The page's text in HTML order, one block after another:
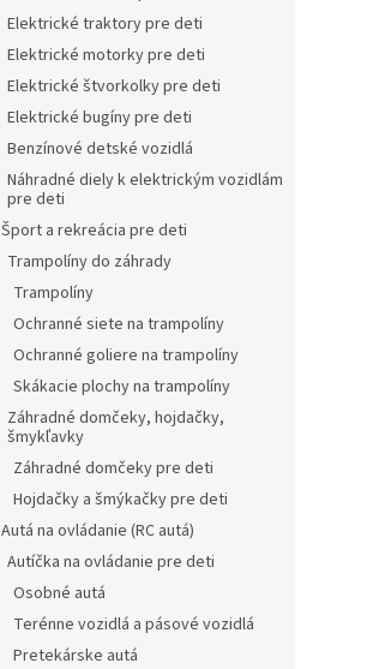
Elektrické traktory pre deti
Elektrické motorky pre deti
Elektrické štvorkolky pre deti
Elektrické bugíny pre deti
Benzínové detské vozidlá
Náhradné diely k elektrickým vozidlám
pre deti
Šport a rekreácia pre deti
Trampolíny do záhrady
Trampolíny
Ochranné siete na trampolíny
Ochranné goliere na trampolíny
Skákacie plochy na trampolíny
Záhradné domčeky, hojdačky,
šmykľavky
Záhradné domčeky pre deti
Hojdačky a šmýkačky pre deti
Autá na ovládanie (RC autá)
Autíčka na ovládanie pre deti
Osobné autá
Terénne vozidlá a pásové vozidlá
Pretekárske autá